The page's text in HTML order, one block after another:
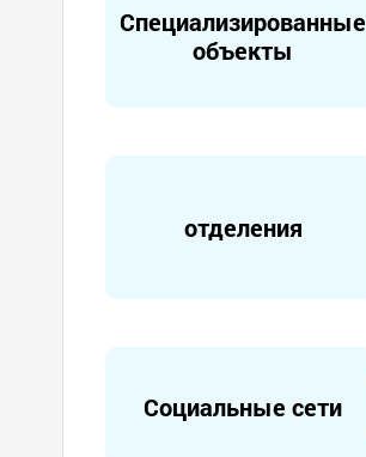
Специализированные
объекты
отделения
Социальные сети